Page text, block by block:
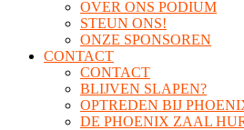
OVER ONS PODIUM
STEUN ONS!
ONZE SPONSOREN
CONTACT
CONTACT
BLIJVEN SLAPEN?
OPTREDEN BIJ
DE PHOENIX ZAAL